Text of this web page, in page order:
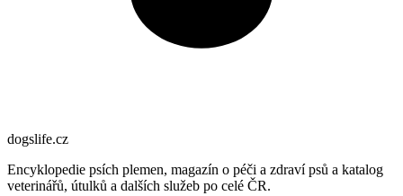
dogslife.cz
Encyklopedie psích plemen, magazín o péči a zdraví psů a katalog
veterinářů, útulků a dalších služeb po celé ČR.